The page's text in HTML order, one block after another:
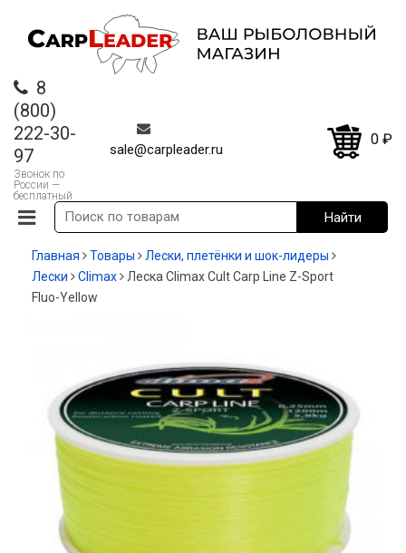
8
(800)
222-30-
97
Звонок по
России —
бесплатный
sale@carpleader.ru
0 ₽
Главная Товары
Лески, плетёнки и шок-лидеры
Лески
Climax
Леска Climax Cult Carp Line Z-Sport
Fluo-Yellow